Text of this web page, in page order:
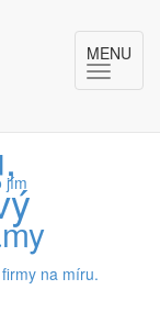
MENU
na míru.